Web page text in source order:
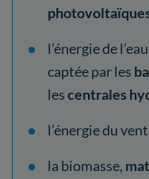
l’énergie de
captée par les
lescentrales
l’énergie du
la biomasse,